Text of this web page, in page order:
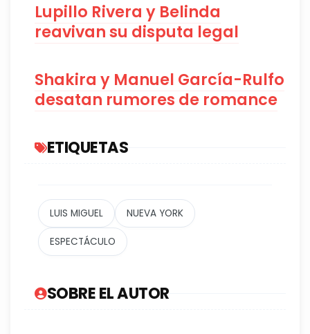
Lupillo Rivera y Belinda
reavivan su disputa legal
Shakira y Manuel García-Rulfo
desatan rumores de romance
ETIQUETAS
LUIS MIGUEL NUEVA YORK
ESPECTÁCULO
SOBRE EL AUTOR